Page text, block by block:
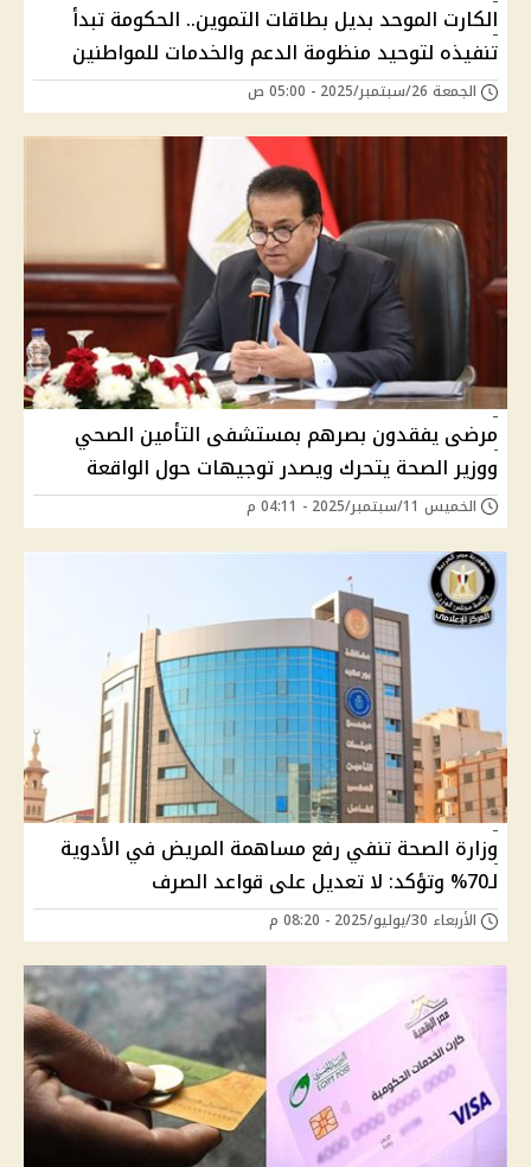
الكارت الموحد بديل بطاقات التموين.. الحكومة تبدأ
تنفيذه لتوحيد منظومة الدعم والخدمات للمواطنين
الجمعة 26/سبتمبر/2025 - 05:00 ص
مرضى يفقدون بصرهم بمستشفى التأمين الصحي
ووزير الصحة يتحرك ويصدر توجيهات حول الواقعة
الخميس 11/سبتمبر/2025 - 04:11 م
وزارة الصحة تنفي رفع مساهمة المريض في الأدوية
لـ70% وتؤكد: لا تعديل على قواعد الصرف
الأربعاء 30/يوليو/2025 - 08:20 م